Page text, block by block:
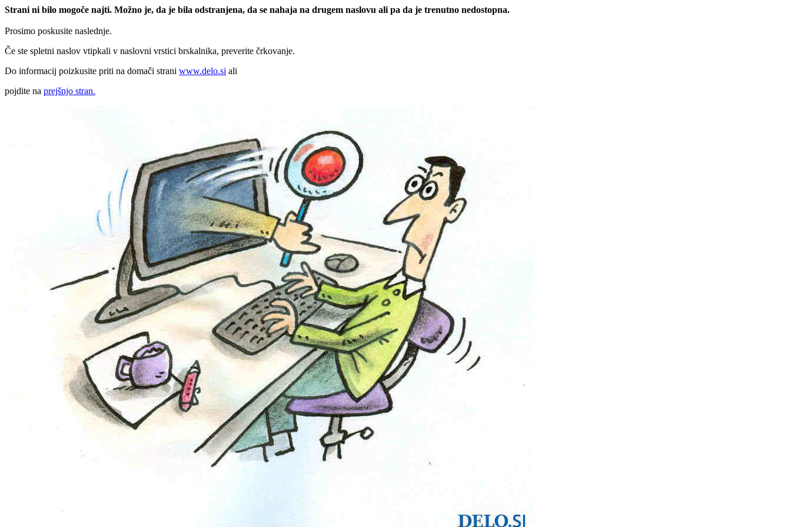
Strani ni bilo mogoče najti. Možno je, da je bila odstranjena, da se nahaja na drugem naslovu ali pa da je trenutno nedostopna.
Prosimo poskusite naslednje.
Če ste spletni naslov vtipkali v naslovni vrstici brskalnika, preverite črkovanje.
Do informacij poizkusite priti na domači strani www.delo.si ali
pojdite na prejšnjo stran.